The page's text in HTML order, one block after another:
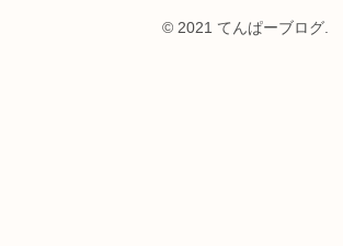
© 2021 てんぱーブログ.